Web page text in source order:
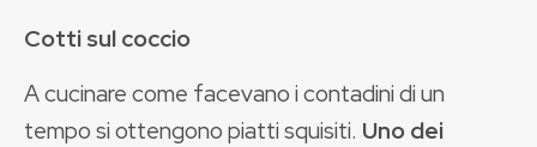
Cotti sul coccio
A cucinare come facevano i contadini di un
tempo si ottengono piatti squisiti. Uno dei